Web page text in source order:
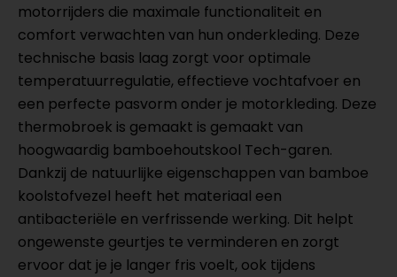
motorrijders die maximale functionaliteit en
comfort verwachten van hun onderkleding. Deze
technische basis laag zorgt voor optimale
temperatuurregulatie, effectieve vochtafvoer en
een perfecte pasvorm onder je motorkleding. Deze
thermobroek is gemaakt is gemaakt van
hoogwaardig bamboehoutskool Tech-garen.
Dankzij de natuurlijke eigenschappen van bamboe
koolstofvezel heeft het materiaal een
antibacteriële en verfrissende werking. Dit helpt
ongewenste geurtjes te verminderen en zorgt
ervoor dat je je langer fris voelt, ook tijdens